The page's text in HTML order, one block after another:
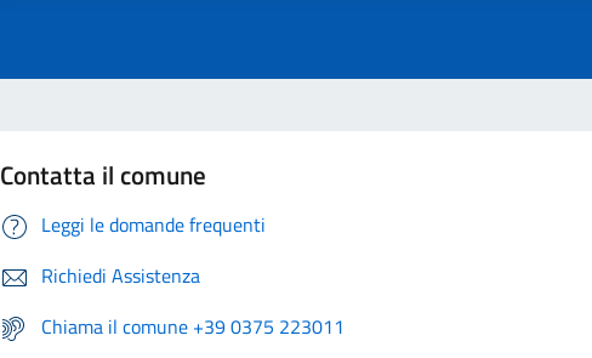
Contatta il comune
Leggi le domande frequenti
Richiedi Assistenza
Chiama il comune +39 0375 223011